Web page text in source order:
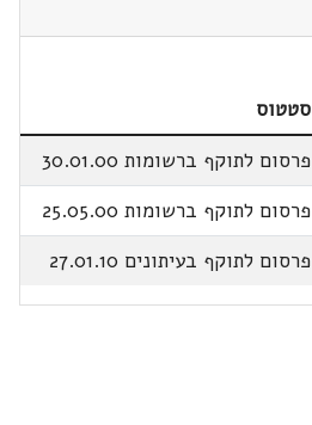
סטטוס
פרסום לתוקף ברשומות 30.01.00
פרסום לתוקף ברשומות 25.05.00
פרסום לתוקף בעיתונים 27.01.10